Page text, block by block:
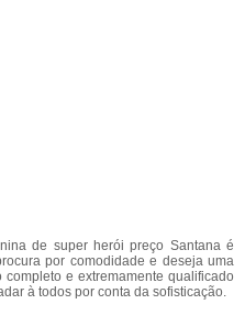
de super herói preço Santana é
por comodidade e deseja uma
e extremamente qualificado
à todos por conta da sofisticação.